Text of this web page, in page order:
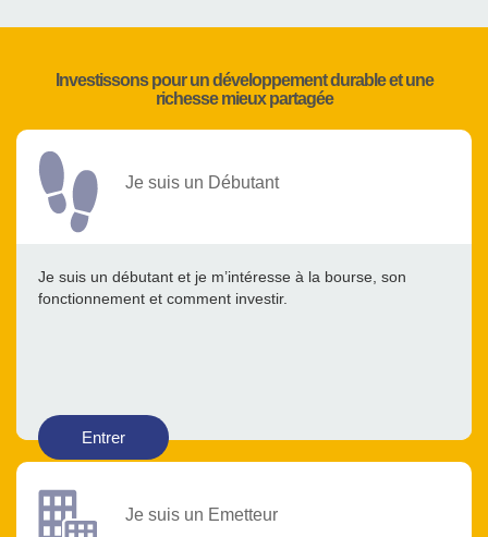
Investissons pour un développement durable et une
richesse mieux partagée
Je suis un Débutant
Je suis un débutant et je m’intéresse à la bourse, son
fonctionnement et comment investir.
Entrer
Je suis un Emetteur